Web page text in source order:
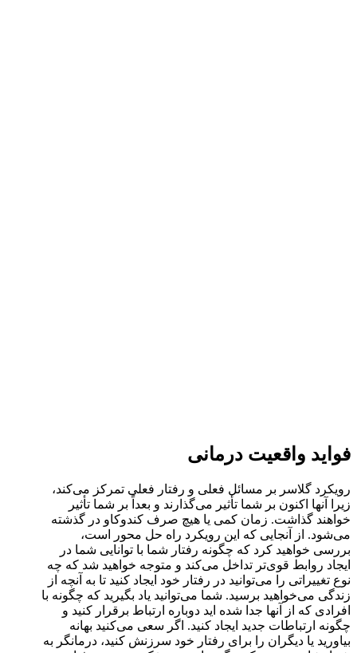
فواید واقعیت درمانی
رویکرد گلاسر بر مسائل فعلی و رفتار فعلی تمرکز می‌کند،
زیرا آنها اکنون بر شما تأثیر می‌گذارند و بعداً بر شما تأثیر
خواهند گذاشت. زمان کمی یا هیچ صرف کندوکاو در گذشته
می‌شود. از آنجایی که این رویکرد راه حل محور است،
بررسی خواهید کرد که چگونه رفتار شما با توانایی شما در
ایجاد روابط قوی‌تر تداخل می‌کند و متوجه خواهید شد که چه
نوع تغییراتی را می‌توانید در رفتار خود ایجاد کنید تا به آنچه از
زندگی می‌خواهید برسید. شما می‌توانید یاد بگیرید که چگونه با
افرادی که از آنها جدا شده اید دوباره ارتباط برقرار کنید و
چگونه ارتباطات جدید ایجاد کنید. اگر سعی می‌کنید بهانه
بیاورید یا دیگران را برای رفتار خود سرزنش کنید، درمانگر به